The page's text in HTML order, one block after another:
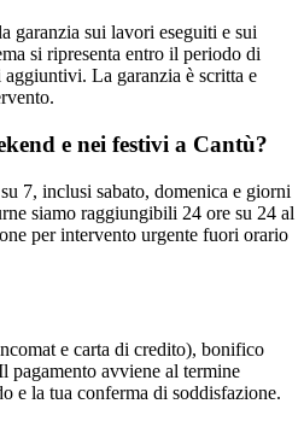
garanzia sui lavori eseguiti e sui
si ripresenta entro il periodo di
aggiuntivi. La garanzia è scritta e
e nei festivi a Cantù?
7, inclusi sabato, domenica e giorni
siamo raggiungibili 24 ore su 24 al
per intervento urgente fuori orario
e carta di credito), bonifico
pagamento avviene al termine
e la tua conferma di soddisfazione.